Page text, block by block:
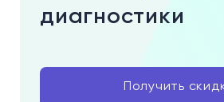
диагностики
Получить